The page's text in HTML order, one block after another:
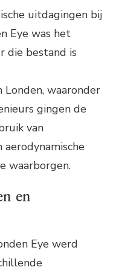
uitdagingen bij
Eye was het
die bestand is
waaronder
gingen de
van
waarborgen.
en
Eye werd